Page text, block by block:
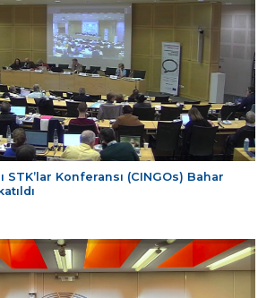
STK’lar Konferansı (CINGOs) Bahar